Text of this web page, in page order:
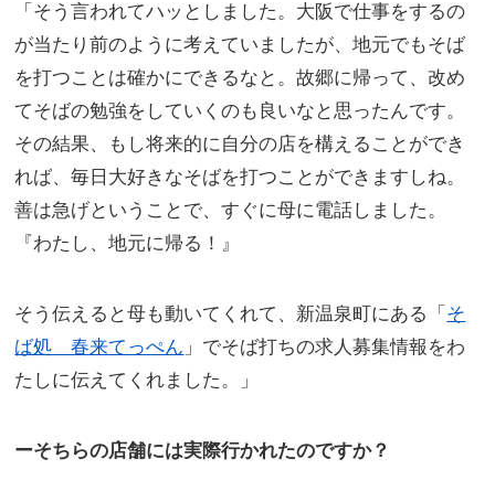
「そう言われてハッとしました。大阪で仕事をするの
が当たり前のように考えていましたが、地元でもそば
を打つことは確かにできるなと。故郷に帰って、改め
てそばの勉強をしていくのも良いなと思ったんです。
その結果、もし将来的に自分の店を構えることができ
れば、毎日大好きなそばを打つことができますしね。
善は急げということで、すぐに母に電話しました。
『わたし、地元に帰る！』
そう伝えると母も動いてくれて、新温泉町にある「 そ
ば処 春来てっぺん 」でそば打ちの求人募集情報をわ
たしに伝えてくれました。」
ーそちらの店舗には実際行かれたのですか？